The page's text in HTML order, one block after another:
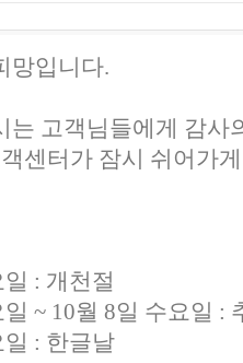
망입니다.
는 고객님들에게 감사
센터가 잠시 쉬어가
: 개천절
~ 10월 8일 수요일 :
일 : 한글날